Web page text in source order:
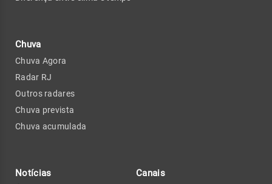
Chuva
Chuva Agora
Radar RJ
Outros radares
Chuva prevista
Chuva acumulada
Notícias Canais